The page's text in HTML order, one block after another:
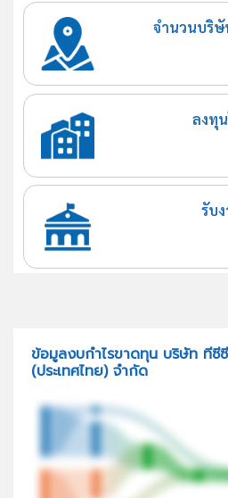
จำนวนบริษั
ลงทุ
รับ
ข้อมูลงบกำไรขาดทุน บริษัท ทีซี
(ประเทศไทย) จำกัด